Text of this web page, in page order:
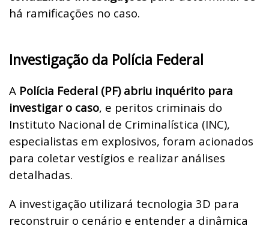
há ramificações no caso.
Investigação da Polícia Federal
A Polícia Federal (PF) abriu inquérito para
investigar o caso, e peritos criminais do
Instituto Nacional de Criminalística (INC),
especialistas em explosivos, foram acionados
para coletar vestígios e realizar análises
detalhadas.
A investigação utilizará tecnologia 3D para
reconstruir o cenário e entender a dinâmica